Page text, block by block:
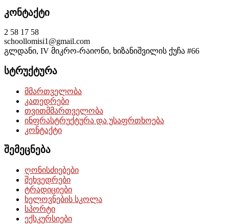
კონტაქტი
2 58 17 58
schoollomisi1@gmail.com
გლდანი, IV მიკრო-რაიონი, ხიზანიშვილის ქუჩა #66
სტრუქტურა
მმართველობა
კათედრები
თვითმმართველობა
ინფრასტრუქტურა და უსაფრთხოება
კონტაქტი
შემეცნება
ღონისძიებები
შეხვედრები
ტრადიციები
ხელოვნების სკოლა
სპორტი
ექსკურსიები